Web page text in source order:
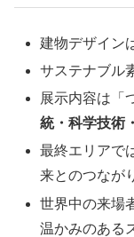
建物デザイン
サステナブル
展示内容は「
統・科学技術
最終エリアで
来とのつなが
世界中の来場
温かみのある